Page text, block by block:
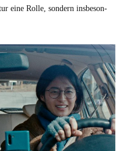
eine Rolle, son­dern ins­beson­